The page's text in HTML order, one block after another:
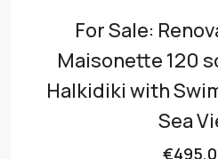
For Sale:
Maisonette 120
Halkidiki with
Sea